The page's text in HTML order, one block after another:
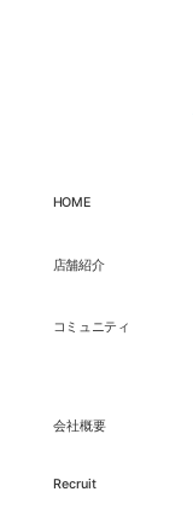
HOME
店舗紹介
コミュニティ
会社概要
Recruit